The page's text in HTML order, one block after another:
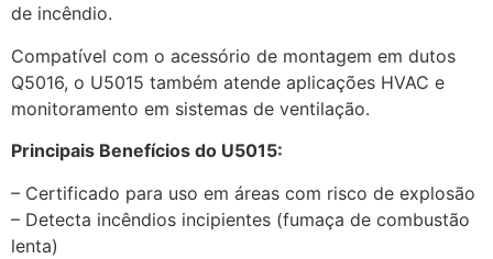
de incêndio.
Compatível com o acessório de montagem em dutos
Q5016, o U5015 também atende aplicações HVAC e
monitoramento em sistemas de ventilação.
Principais Benefícios do U5015:
– Certificado para uso em áreas com risco de explosão
– Detecta incêndios incipientes (fumaça de combustão
lenta)